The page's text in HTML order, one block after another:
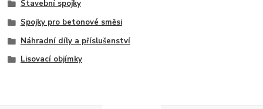
Stavební spojky
Spojky pro betonové směsi
Náhradní díly a příslušenství
Lisovací objímky